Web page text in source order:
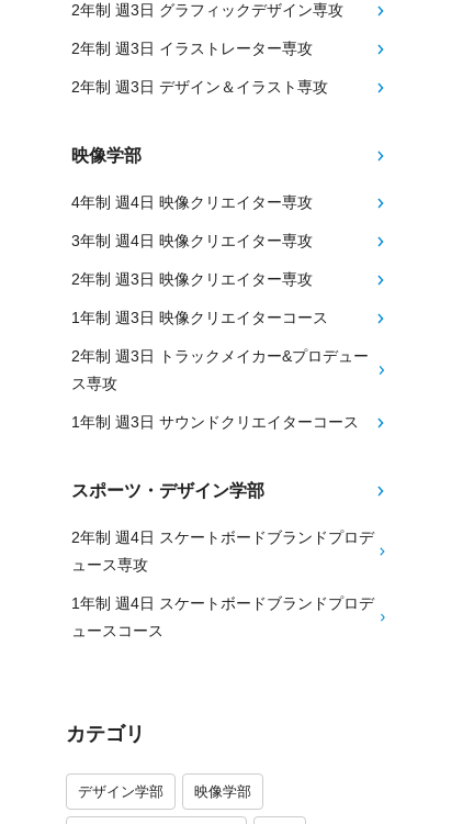
2年制 週3日 グラフィックデザイン専攻
2年制 週3日 イラストレーター専攻
2年制 週3日 デザイン＆イラスト専攻
映像学部
4年制 週4日 映像クリエイター専攻
3年制 週4日 映像クリエイター専攻
2年制 週3日 映像クリエイター専攻
1年制 週3日 映像クリエイターコース
2年制 週3日 トラックメイカー&プロデュー
ス専攻
1年制 週3日 サウンドクリエイターコース
スポーツ・デザイン学部
2年制 週4日 スケートボードブランドプロデ
ュース専攻
1年制 週4日 スケートボードブランドプロデ
ュースコース
カテゴリ
デザイン学部 映像学部